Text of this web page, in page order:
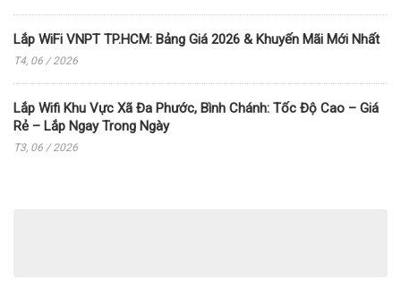
Lắp WiFi VNPT TP.HCM: Bảng Giá 2026 & Khuyến Mãi Mới Nhất
T4, 06 / 2026
Lắp Wifi Khu Vực Xã Đa Phước, Bình Chánh: Tốc Độ Cao – Giá
Rẻ – Lắp Ngay Trong Ngày
T3, 06 / 2026